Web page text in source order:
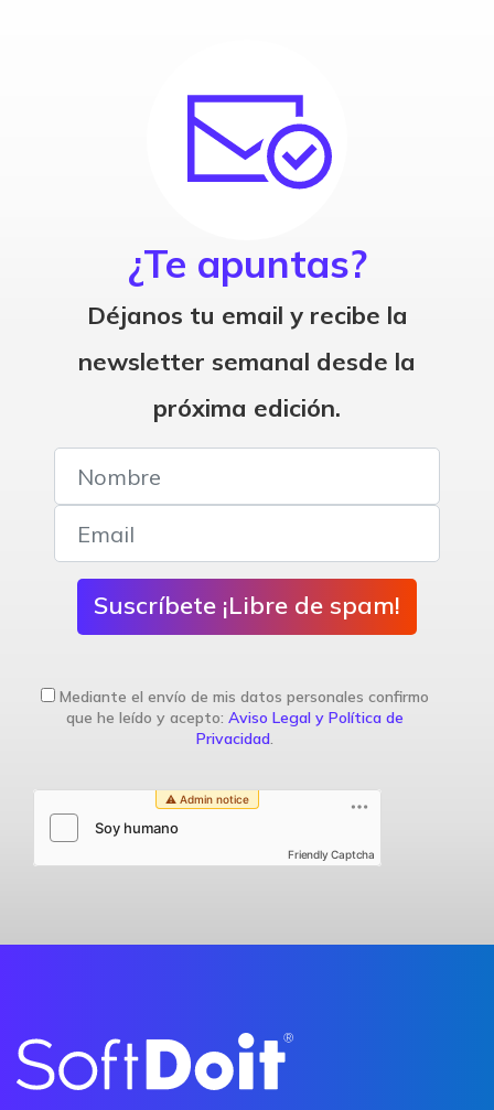
¿Te apuntas?
Déjanos tu email y recibe la
newsletter semanal desde la
próxima edición.
Suscríbete ¡Libre de spam!
Mediante el envío de mis datos personales confirmo
que he leído y acepto: Aviso Legal y Política de
Privacidad.
Friendly Captcha